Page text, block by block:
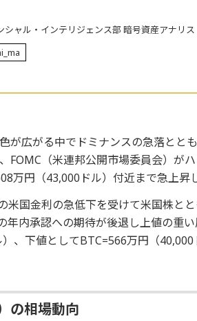
シャル・インテリジェンス部 暗号資産アナリス
が広がる中でドミナンスの急落とと
FOMC（米連邦公開市場委員会）が
万円（43,000ドル）付近まで急上昇
米国金利の急低下を受けて米国株とと
年内承認への期待が後退し上値の重
、下値としてBTC=566万円（40,000
の相場動向